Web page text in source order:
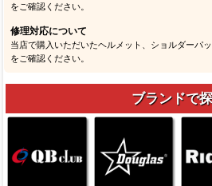
をご確認ください。
修理対応について
当店で購入いただいたヘルメット、ショルダーパ
をご確認ください。
ブランドで